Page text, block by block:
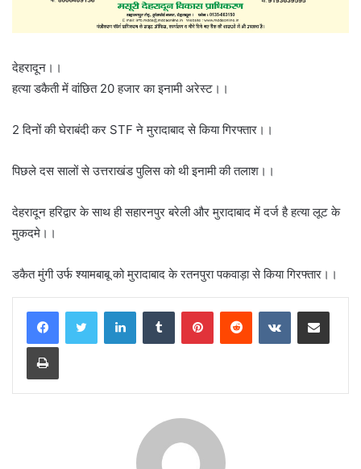
देहरादून।।
हत्या डकैती में वांछित 20 हजार का इनामी अरेस्ट।।
2 दिनों की घेराबंदी कर STF ने मुरादाबाद से किया गिरफ्तार।।
पिछले दस सालों से उत्तराखंड पुलिस को थी इनामी की तलाश।।
देहरादून हरिद्वार के साथ ही सहारनपुर बरेली और मुरादाबाद में दर्ज है हत्या लूट के
मुकदमे।।
डकैत मुंगी उर्फ श्यामबाबू को मुरादाबाद के रतनपुरा पकवाड़ा से किया गिरफ्तार।।
LinkedInTumblr PinterestReddit VKontakteShare via Email
Print